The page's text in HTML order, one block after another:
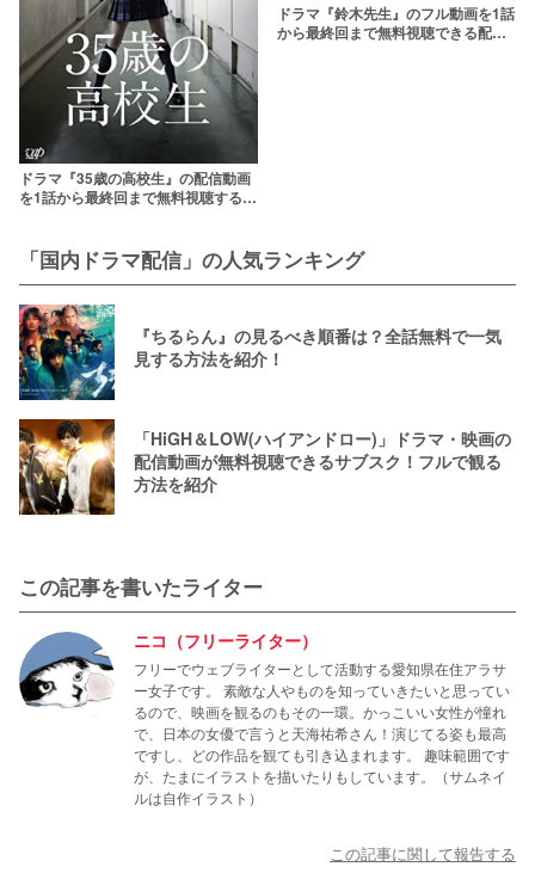
ドラマ『35歳の高校生』の配信動画
を1話から最終回まで無料視聴する方
ドラマ『鈴木先生』のフル動画を1話
から最終回まで無料視聴できる配信
「国内ドラマ配信」の人気ランキング
『ちるらん』の見るべき順番は？全話無料で一気
見する方法を紹介！
「HiGH＆LOW(ハイアンドロー)」ドラマ・映画の
配信動画が無料視聴できるサブスク！フルで観る
方法を紹介
この記事を書いたライター
ニコ（フリーライター）
フリーでウェブライターとして活動する愛知県在住アラサ
ー女子です。 素敵な人やものを知っていきたいと思ってい
るので、映画を観るのもその一環。かっこいい女性が憧れ
で、日本の女優で言うと天海祐希さん！演じてる姿も最高
ですし、どの作品を観ても引き込まれます。 趣味範囲です
が、たまにイラストを描いたりもしています。（サムネイ
ルは自作イラスト）
この記事に関して報告する